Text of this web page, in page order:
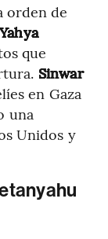
orden de
que
Sinwar
en Gaza
una
Unidos y